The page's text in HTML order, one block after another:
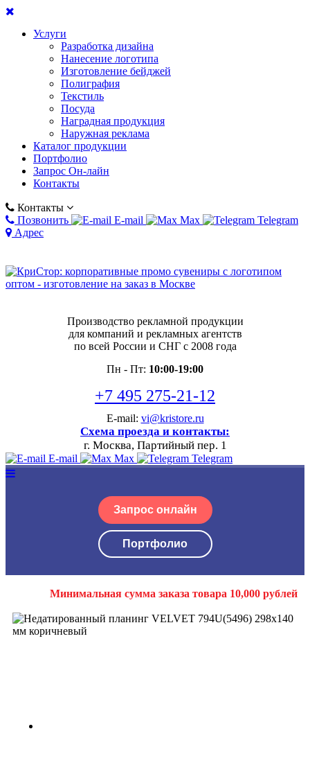
Услуги
Разработка дизайна
Нанесение логотипа
Изготовление бейджей
Полиграфия
Текстиль
Посуда
Наградная продукция
Наружная реклама
Каталог продукции
Портфолио
Запрос Он-лайн
Контакты
Контакты
Позвонить
E-mail Max
Telegram
Адрес
Производство рекламной продукции
для компаний и рекламных агентств
по всей России и СНГ с 2008 года
Пн - Пт: 10:00-19:00
+7 495 275-21-12
E-mail: vi@kristore.ru
Схема проезда и контакты:
г. Москва, Партийный пер. 1
E-mail Max Telegram
Запрос онлайн
Портфолио
Минимальная сумма заказа товара 10,000 рублей